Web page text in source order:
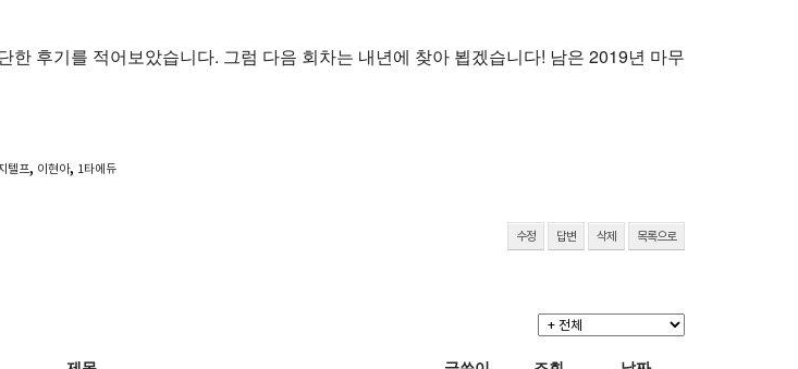
한 후기를 적어보았습니다. 그럼 다음 회차는 내년에 찾아 뵙겠습니다! 남은 2019년 마무
텔프, 이현아, 1타에듀
수정 답변 삭제 목록으로